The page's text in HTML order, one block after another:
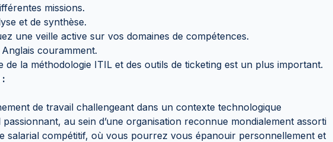
missions.
et de synthèse.
une veille active sur vos domaines de compétences.
couramment.
de la méthodologie ITIL et des outils de ticketing est un plus important.
de travail challengeant dans un contexte technologique
au sein d’une organisation reconnue mondialement assorti
salarial compétitif, où vous pourrez vous épanouir personnellement et